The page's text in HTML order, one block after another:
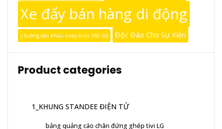
Xe đẩy bán hàng di động
ý tưởng sân khấu xoay tròn 360 độ Độc Đáo Cho Sự Kiện
Product categories
1_KHUNG STANDEE ĐIỆN TỬ
bảng quảng cáo chân đứng ghép tivi LG